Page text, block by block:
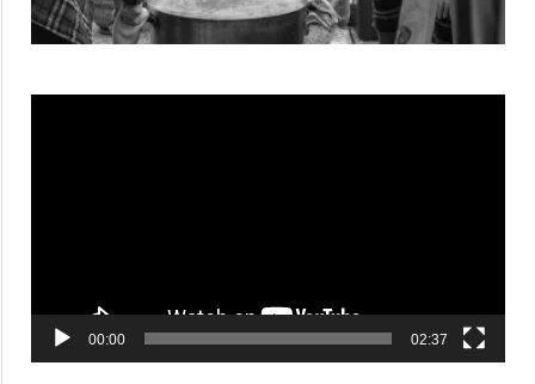
00:00 02:37